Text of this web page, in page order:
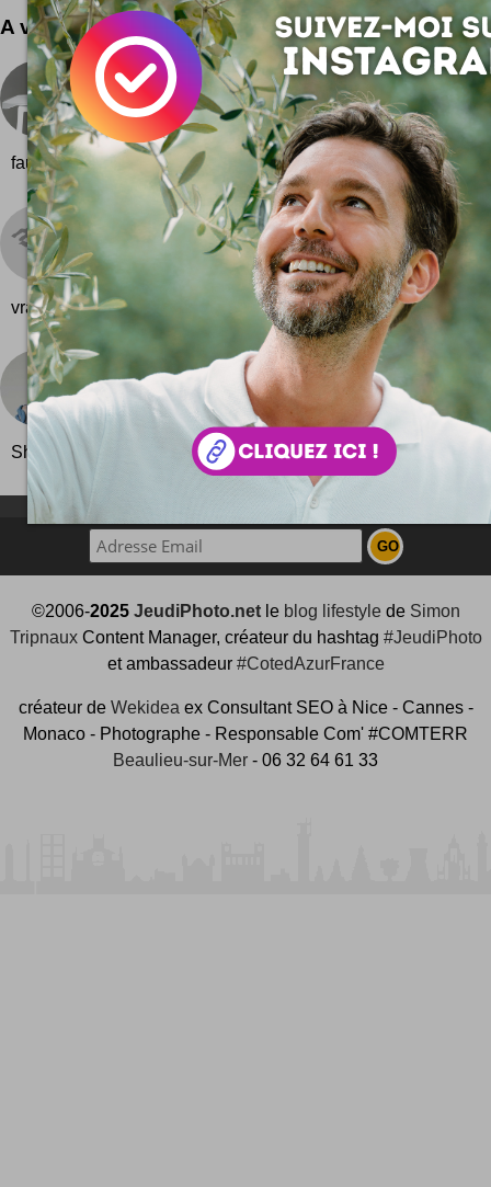
A voir aussi ...
Chaise origami
Une chaise toute simple qui évoque les pliages
beau blanc bien zen pour un minimalisme pur et
faut la plier ... tout peut se plier...
La vérité sur les Space Invaders
C'est vrai quoi, on nous dit jamais rien sur les
Une simple image va peut être nous donner la
vraie sur les Space Invaders ! :) En...
Irina Shaposhnikova
Irina Shaposhnikova fait dans le tricot, mais du
fashion ! Regardez plutôt quelques création de
Shaposhnikova : quelques photos en plus ici.
NEWSLETTER FOR EVER !
©2006-2025 JeudiPhoto.netle blog lifestylede Simon
TripnauxContent Manager, créateur du hashtag #JeudiPhoto
et ambassadeur #CotedAzurFrance
créateur de Wekidea ex Consultant SEO à Nice - Cannes -
Monaco - Photographe - Responsable Com' #COMTERR
Beaulieu-sur-Mer - 06 32 64 61 33